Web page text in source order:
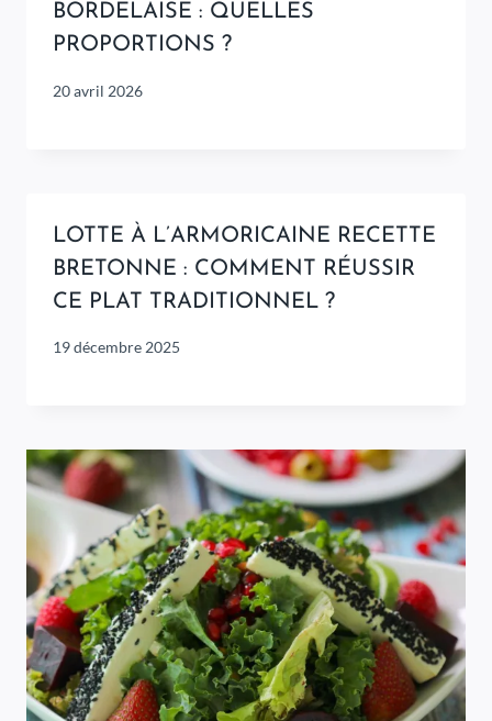
BORDELAISE : QUELLES
PROPORTIONS ?
20 avril 2026
LOTTE À L’ARMORICAINE RECETTE
BRETONNE : COMMENT RÉUSSIR
CE PLAT TRADITIONNEL ?
19 décembre 2025